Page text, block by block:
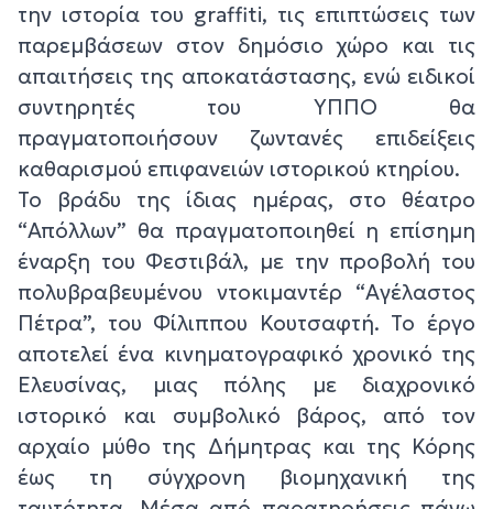
την ιστορία του graffiti, τις επιπτώσεις των
παρεμβάσεων στον δημόσιο χώρο και τις
απαιτήσεις της αποκατάστασης, ενώ ειδικοί
συντηρητές του ΥΠΠΟ θα
πραγματοποιήσουν ζωντανές επιδείξεις
καθαρισμού επιφανειών ιστορικού κτηρίου.
Το βράδυ της ίδιας ημέρας, στο θέατρο
“Απόλλων” θα πραγματοποιηθεί η επίσημη
έναρξη του Φεστιβάλ, με την προβολή του
πολυβραβευμένου ντοκιμαντέρ “Αγέλαστος
Πέτρα”, του Φίλιππου Κουτσαφτή. Το έργο
αποτελεί ένα κινηματογραφικό χρονικό της
Ελευσίνας, μιας πόλης με διαχρονικό
ιστορικό και συμβολικό βάρος, από τον
αρχαίο μύθο της Δήμητρας και της Κόρης
έως τη σύγχρονη βιομηχανική της